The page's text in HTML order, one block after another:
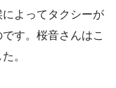
よってタクシーが
す。桜音さんはこ
。